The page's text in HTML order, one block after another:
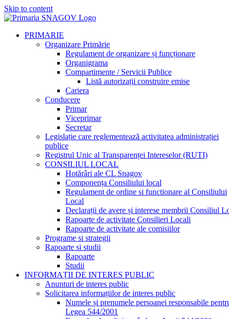
Skip to content
PRIMARIE
Organizare Primărie
Regulament de organizare și funcționare
Organigrama
Compartimente / Servicii Publice
Listă autorizații construire emise
Cariera
Conducere
Primar
Viceprimar
Secretar
Legislație care reglementează activitatea administrației
publice
Registrul Unic al Transparenței Intereselor (RUTI)
CONSILIUL LOCAL
Hotărâri ale CL Snagov
Componența Consiliului local
Regulament de ordine si functionare al Consiliului
Local
Declarații de avere și interese membrii Consiliul
Rapoarte de activitate Consilieri Locali
Rapoarte de activitate ale comisiilor
Programe si strategii
Rapoarte si studii
Rapoarte
Studii
INFORMAȚII DE INTERES PUBLIC
Anunturi de interes public
Solicitarea informațiilor de interes public
Numele și prenumele persoanei responsabile
Legea 544/2001